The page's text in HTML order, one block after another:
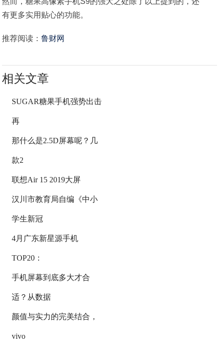
有更多实用贴心的功能。
推荐阅读：鲁财网
相关文章
SUGAR糖果手机强势出击
再
那什么是2.5D屏幕呢？几
款2
联想Air 15 2019大屏
汉川市教育局自编《中小
学生新冠
4月广东新星源手机
TOP20：
手机屏幕到底多大才合
适？从数据
颜值与实力的完美结合，
vivo